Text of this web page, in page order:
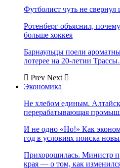
Футболист чуть не свернул
Ротенберг объяснил,
больше хоккея
Барнаульцы поели
лотерее на 20-летии
Prev Next
Экономика
Не хлебом единым.
перерабатывающая
И не одно «Но!» Как
год в условиях поиска
Прихорошилась. Министр
края — о том, как